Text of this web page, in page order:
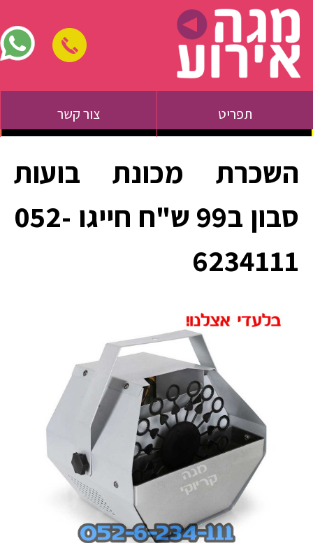
תפריט צור קשר
השכרת מכונת בועות
סבון ב99 ש"ח חייגו 052-
6234111